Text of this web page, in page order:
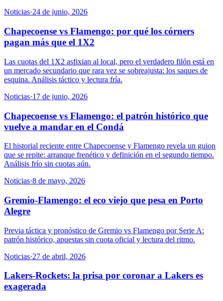
Noticias·24 de junio, 2026
Chapecoense vs Flamengo: por qué los córners
pagan más que el 1X2
Las cuotas del 1X2 asfixian al local, pero el verdadero filón está en
un mercado secundario que rara vez se sobreajusta: los saques de
esquina. Análisis táctico y lectura fría.
Noticias·17 de junio, 2026
Chapecoense vs Flamengo: el patrón histórico que
vuelve a mandar en el Condá
El historial reciente entre Chapecoense y Flamengo revela un guion
que se repite: arranque frenético y definición en el segundo tiempo.
Análisis frío sin cuotas aún.
Noticias·8 de mayo, 2026
Gremio-Flamengo: el eco viejo que pesa en Porto
Alegre
Previa táctica y pronóstico de Gremio vs Flamengo por Serie A:
patrón histórico, apuestas sin cuota oficial y lectura del ritmo.
Noticias·27 de abril, 2026
Lakers-Rockets: la prisa por coronar a Lakers es
exagerada